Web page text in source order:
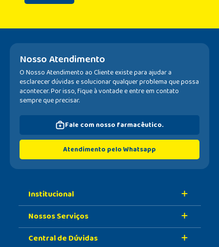
Nosso Atendimento
O Nosso Atendimento ao Cliente existe para ajudar a
esclarecer dúvidas e solucionar qualquer problema que possa
acontecer. Por isso, fique à vontade e entre em contato
sempre que precisar.
Fale com nosso farmacêutico.
Atendimento pelo Whatsapp
Institucional
Sobre A Nossa Drogaria
Nossa História
Nossos Serviços
Retire Na Loja
Central de Dúvidas